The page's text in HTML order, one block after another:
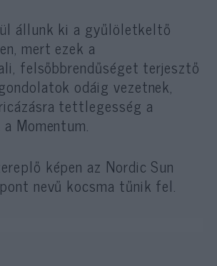
állunk ki a gyűlöletkeltő
mert ezek a
felsőbbrendűséget terjesztő
odáig vezetnek,
tettlegesség a
Momentum.
képen az Nordic Sun
nevű kocsma tűnik fel.